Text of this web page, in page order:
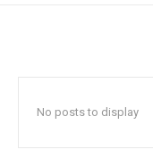
No posts to display